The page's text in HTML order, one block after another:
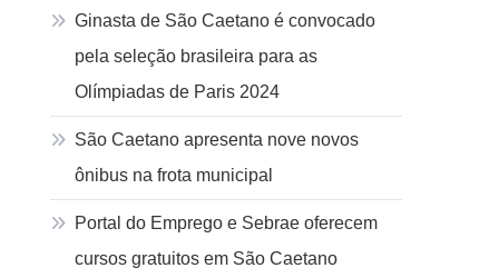
Ginasta de São Caetano é convocado
pela seleção brasileira para as
Olímpiadas de Paris 2024
São Caetano apresenta nove novos
ônibus na frota municipal
Portal do Emprego e Sebrae oferecem
cursos gratuitos em São Caetano